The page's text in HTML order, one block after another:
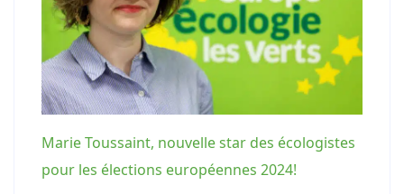
Marie Toussaint, nouvelle star des écologistes
pour les élections européennes 2024!